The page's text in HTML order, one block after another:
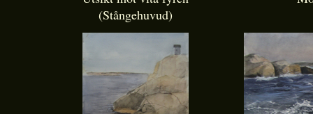
(Stångehuvud)